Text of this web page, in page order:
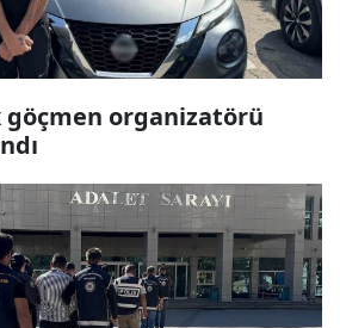
göçmen organizatörü